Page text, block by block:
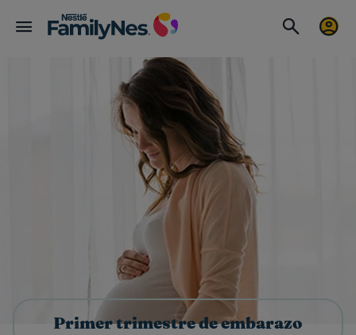
Primer trimestre de embarazo